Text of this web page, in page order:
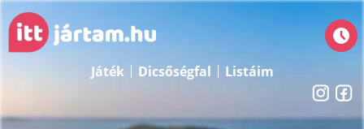
Játék Dicsőségfal Listáim